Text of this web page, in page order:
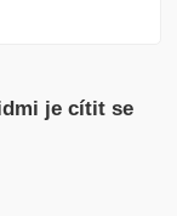
je cítit se